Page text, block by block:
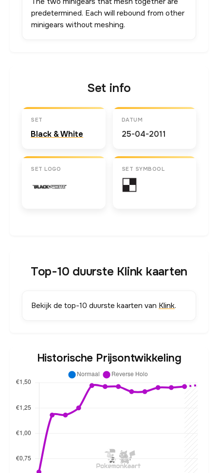
predetermined. Each will rebound from other
minigears without meshing.
Set info
SET
Black & White
DATUM
25-04-2011
SET LOGO SET SYMBOOL
Top-10 duurste Klink kaarten
Bekijk de top-10 duurste kaarten van Klink.
Historische Prijsontwikkeling